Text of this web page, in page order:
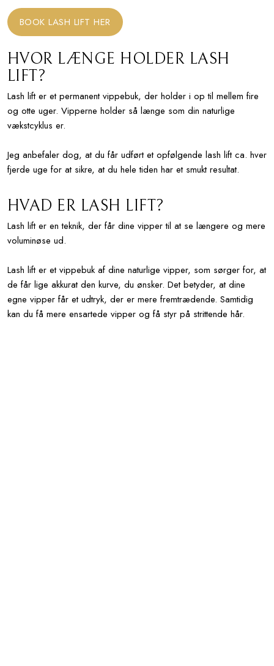
BOOK LASH LIFT HER
HVOR LÆNGE HOLDER LASH
LIFT?
Lash lift er et permanent vippebuk, der holder i op til mellem fire
og otte uger. Vipperne holder så længe som din naturlige
vækstcyklus er.
Jeg anbefaler dog, at du får udført et opfølgende lash lift ca. hver
fjerde uge for at sikre, at du hele tiden har et smukt resultat.
HVAD ER LASH LIFT?
​​Lash lift er en teknik, der får dine vipper til at se længere og mere
voluminøse ud.
Lash lift er et vippebuk af dine naturlige vipper, som sørger for, at
de får lige akkurat den kurve, du ønsker. Det betyder, at dine
egne vipper får et udtryk, der er mere fremtrædende. Samtidig
kan du få mere ensartede vipper og få styr på strittende hår.